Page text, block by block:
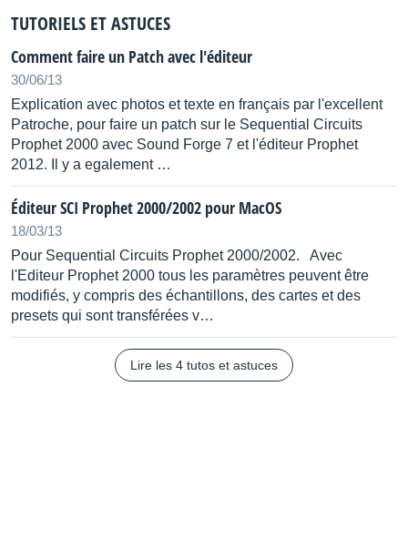
TUTORIELS ET ASTUCES
Comment faire un Patch avec l'éditeur
30/06/13
Explication avec photos et texte en français par l'excellent
Patroche, pour faire un patch sur le Sequential Circuits
Prophet 2000 avec Sound Forge 7 et l'éditeur Prophet
2012. Il y a egalement …
Éditeur SCI Prophet 2000/2002 pour MacOS
18/03/13
Pour Sequential Circuits Prophet 2000/2002. Avec
l'Editeur Prophet 2000 tous les paramètres peuvent être
modifiés, y compris des échantillons, des cartes et des
presets qui sont transférées v…
Lire les 4 tutos et astuces